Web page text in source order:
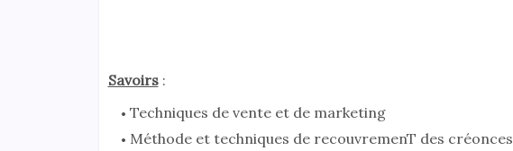
Savoirs:
Techniques de vente et de marketing
Méthode et techniques de recouvremenT des créonces